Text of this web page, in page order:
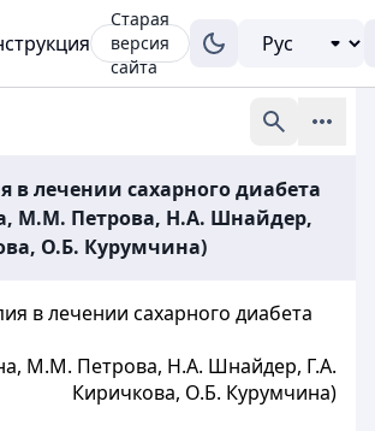
Старая
версия
сайта
в лечении сахарного диабета
М.М. Петрова, Н.А. Шнайдер,
О.Б. Курумчина)
в лечении сахарного диабета
М.М. Петрова, Н.А. Шнайдер, Г.А.
Киричкова, О.Б. Курумчина)